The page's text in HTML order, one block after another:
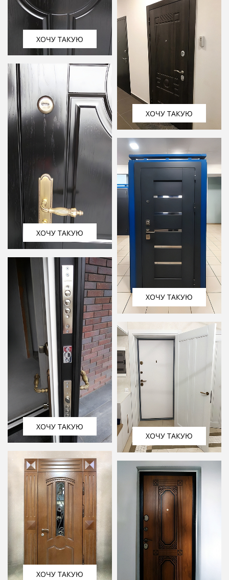
ХОЧУ ТАКУЮ
ХОЧУ ТАКУЮ
ХОЧУ ТАКУЮ
ХОЧУ ТАКУЮ
ХОЧУ ТАКУЮ
ХОЧУ ТАКУЮ
ХОЧУ ТАКУЮ